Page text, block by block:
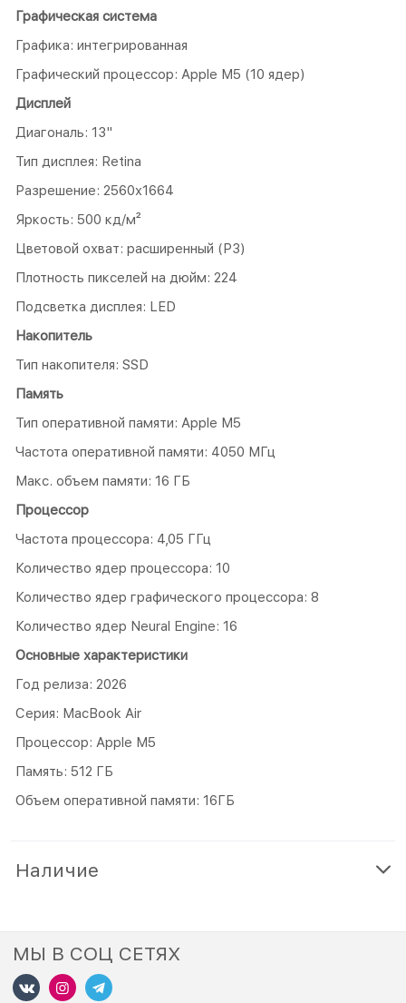
Графическая система
Графика: интегрированная
Графический процессор: Apple M5 (10 ядер)
Дисплей
Диагональ: 13"
Тип дисплея: Retina
Разрешение: 2560x1664
Яркость: 500 кд/м²
Цветовой охват: расширенный (P3)
Плотность пикселей на дюйм: 224
Подсветка дисплея: LED
Накопитель
Тип накопителя: SSD
Память
Тип оперативной памяти: Apple M5
Частота оперативной памяти: 4050 МГц
Макс. объем памяти: 16 ГБ
Процессор
Частота процессора: 4,05 ГГц
Количество ядер процессора: 10
Количество ядер графического процессора: 8
Количество ядер Neural Engine: 16
Основные характеристики
Год релиза: 2026
Серия: MacBook Air
Процессор: Apple M5
Память: 512 ГБ
Объем оперативной памяти: 16ГБ
Наличие
МЫ В СОЦ СЕТЯХ